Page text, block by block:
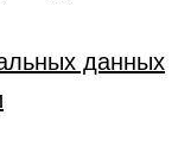
данных